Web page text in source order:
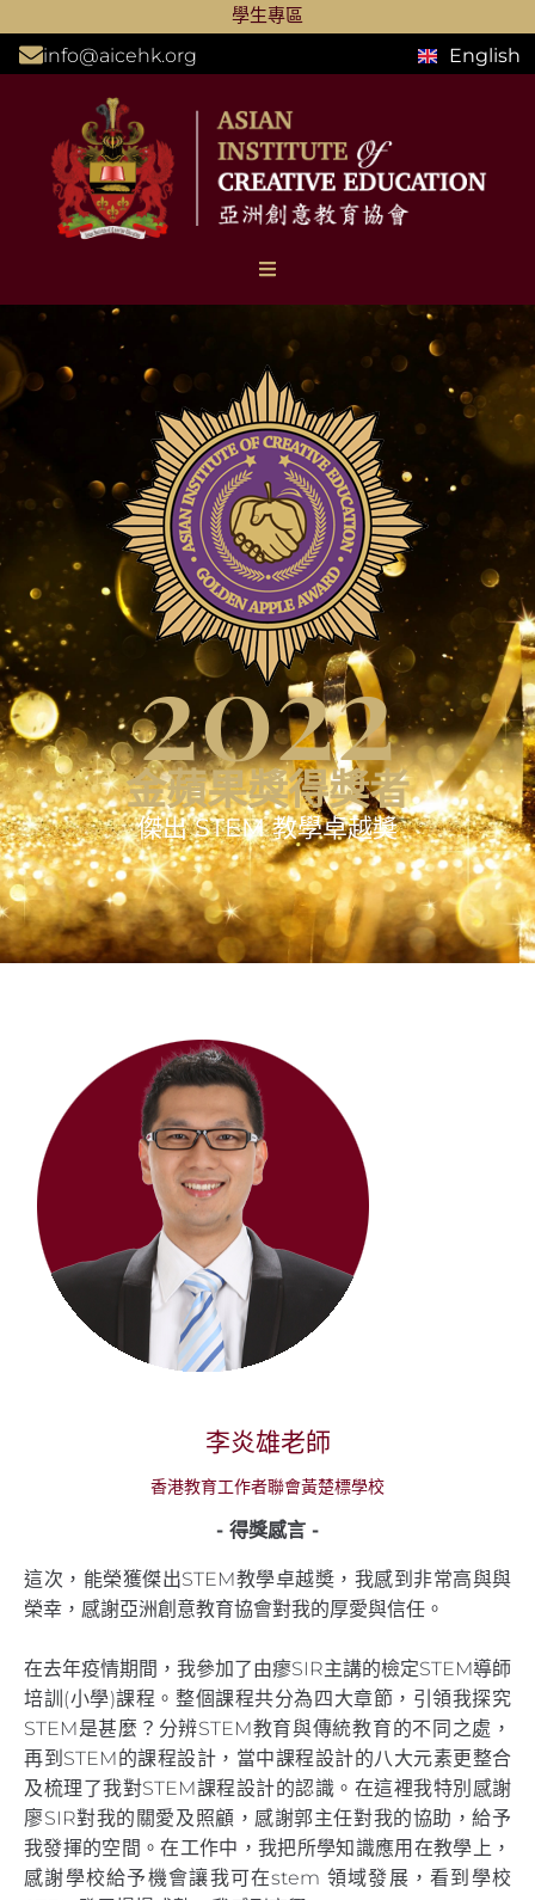
學生專區
info@aicehk.org
English
2022
金蘋果獎得獎者
傑出 STEM 教學卓越奬
李炎雄老師
香港教育工作者聯會黃楚標學校
- 得獎感言 -
這次，能榮獲傑出STEM教學卓越奬，我感到非常高與與
榮幸，感謝亞洲創意教育協會對我的厚愛與信任。
在去年疫情期間，我參加了由瘳SIR主講的檢定STEM導師
培訓(小學)課程。整個課程共分為四大章節，引領我探究
STEM是甚麼？分辨STEM教育與傳統教育的不同之處，
再到STEM的課程設計，當中課程設計的八大元素更整合
及梳理了我對STEM課程設計的認識。在這裡我特別感謝
廖SIR對我的關愛及照顧，感謝郭主任對我的協助，給予
我發揮的空間。在工作中，我把所學知識應用在教學上，
感謝學校給予機會讓我可在stem 領域發展，看到學校